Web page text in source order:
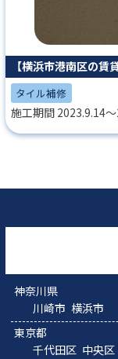
【横浜市港南区の
タイル補修
施工期間 2023.9.14
神奈川県
川崎市 横浜市
東京都
千代田区 中央区